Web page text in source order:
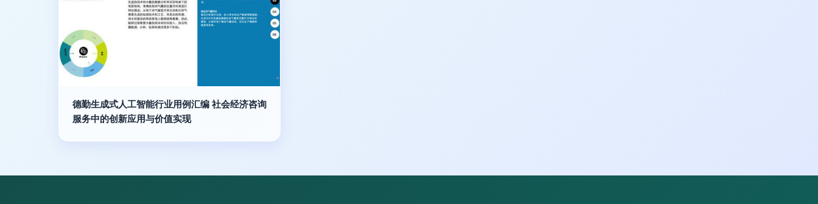
德勤生成式人工智能行业用例汇编 社会经济咨询
服务中的创新应用与价值实现